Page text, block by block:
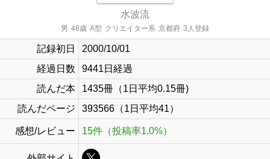
水波流
男 48歳 A型 クリエイター系 京都府 3人登録
記録初日
2000/10/01
経過日数
9441日経過
読んだ本
1435冊（1日平均0.15冊)
読んだページ
393566（1日平均41）
感想/レビュー 15件（投稿率1.0%）